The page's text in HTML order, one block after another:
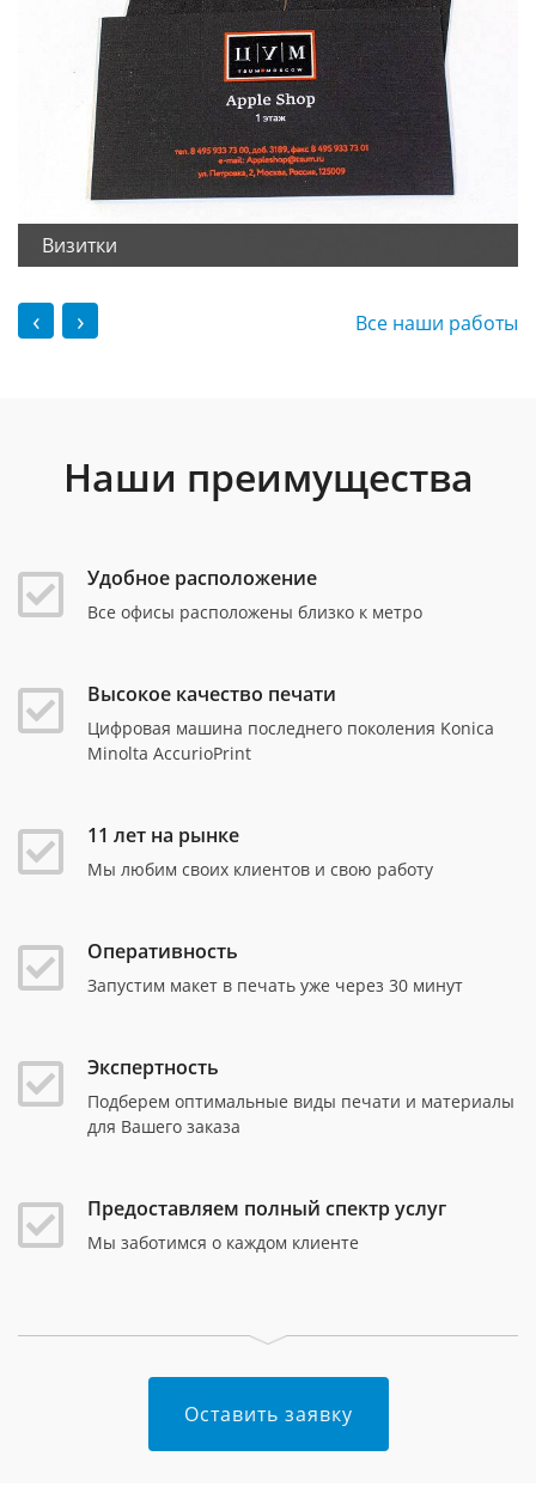
Визитки
‹ › Все наши работы
Наши преимущества
Удобное расположение
Все офисы расположены близко к метро
Высокое качество печати
Цифровая машина последнего поколения Konica
Minolta AccurioPrint
11 лет на рынке
Мы любим своих клиентов и свою работу
Оперативность
Запустим макет в печать уже через 30 минут
Экспертность
Подберем оптимальные виды печати и материалы
для Вашего заказа
Предоставляем полный спектр услуг
Мы заботимся о каждом клиенте
Оставить заявку